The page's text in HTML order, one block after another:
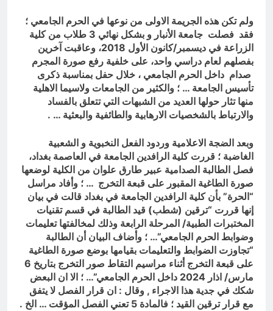
ولم تكن هذه الجريمة الاولى من نوعها في الحرم الجامعي ؛
فقد فصلت جامعة الأنبار و بشكل نهائي 3 طلاب من كلية
الزراعة في ديسمبر/كانون الأول 2018، وعاقبت آخرين
بفصلهم لعام دراسي واحد، على خلفية رفع صورة المجرم
صدام داخل الحرم الجامعي ، خلال حفل بمناسبة ذكرى
تأسيس الجامعة … ؛ والكثير من الجامعات ولاسيما الاهلية
منها تثار حولها العديد من الشبهات التي تتعلق بالفساد
والارتباط بالشخصيات الارهابية والطائفية والبعثية … .
وبعد الضجة الاعلامية وردود الفعل النخبوية و الشعبية
الغاضبة ؛ قررت كلية الرافدين الجامعة في العاصمة بغداد،
فصل الطالبة الصدامية عبير طارق علوان من الكلية لوضعها
صورة الطاغية المقبور على قبعة التخرج … ؛ وأفاد مراسل
“الحرة” بأن كلية الرافدين الجامعة في بغداد قالت في بيان
إنها قررت “ترقين (شطب) قيد الطالبة في قسم تقنيات
المختبرات الطبية/ المرحلة الرابعة وذلك لمخالفتها تعليمات
وضوابط الحرم الجامعي”… ؛ وأضاف البيان أن الطالبة
“تجاوزت الضوابط والتعليمات بقيامها بوضع صورة الطاغية
على قبعة التخرج أثناء مراسيم التقاط صور التخرج بتاريخ 6
مارس/ اذار 2024 داخل الحرم الجامعي”… ؛ الا ان البعض
شكك في جدية هذا الاجراء , وقال : ان قرار الفصل لا يتفق
مع قرار ترقين القيد ؛ فالمادة 5 تعني الفصل المؤقت … الخ .